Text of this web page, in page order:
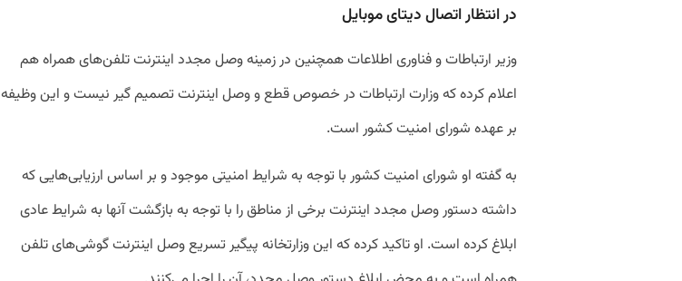
در انتظار اتصال دیتای موبایل
وزیر ارتباطات و فناوری اطلاعات همچنین در زمینه وصل مجدد اینترنت تلفن‌های همراه هم
اعلام کرده که وزارت ارتباطات در خصوص قطع و وصل اینترنت تصمیم گیر نیست و این وظیفه
بر عهده شورای امنیت کشور است.
به گفته او شورای امنیت کشور با توجه به شرایط امنیتی موجود و بر اساس ارزیابی‌هایی که
داشته دستور وصل مجدد اینترنت برخی از مناطق را با توجه به بازگشت آنها به شرایط عادی
ابلاغ کرده است. او تاکید کرده که این وزارتخانه پیگیر تسریع وصل اینترنت گوشی‌های تلفن